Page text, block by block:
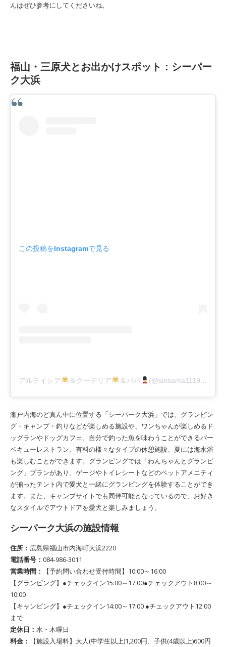
んはぜひ参考にしてくださいね。
福山・三原犬とお出かけスポット：シーパー
ク大浜
この投稿をInstagramで見る
アルテイシア ＆クーデリア ＆パパ (@sinsama1119)がシェアした投稿
瀬戸内海のど真ん中に位置する「シーパーク大浜」では、グランピン
グ・キャンプ・釣りなどが楽しめる施設や、ワンちゃんが楽しめるド
ッグランやドッグカフェ、自分で釣った魚を味わうことができるバー
ベキューレストラン、有料の様々なタイプの休憩施設、夏には海水浴
も楽しむことができます。グランピングでは「わんちゃんとグランピ
ング」プランがあり、ゲージやトイレシートなどのペットアメニティ
が揃ったテント内で愛犬と一緒にグランピングを体験することができ
ます。また、キャンプサイトでも同伴可能となっているので、お好き
なスタイルでアウトドアを愛犬と楽しみましょう。
シーパーク大浜の施設情報
住所： 広島県福山市内海町大浜2220
電話番号： 084-986-3011
営業時間：
【予約問い合わせ受付時間】10:00～16:00
【グランピング】●チェックイン15:00～17:00●チェックアウト8:00～
10:00
【キャンピング】●チェックイン14:00～17:00 ●チェックアウト12:00
まで
定休日： 水・木曜日
料金：
【施設入場料】大人(中学生以上)1,200円、子供(4歳以上)600円